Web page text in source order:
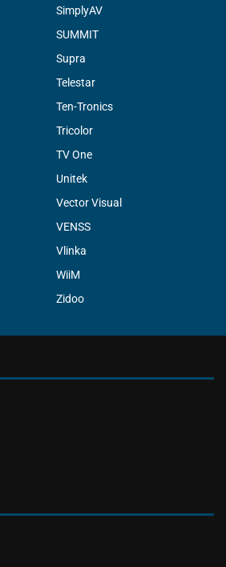
SimplyAV
SUMMIT
Supra
Telestar
Ten-Tronics
Tricolor
TV One
Unitek
Vector Visual
VENSS
Vlinka
WiiM
Zidoo